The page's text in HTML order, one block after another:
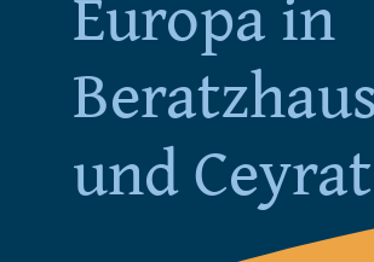
Podcast
Kontakt
und Ceyrat